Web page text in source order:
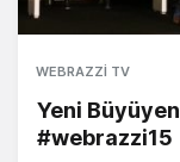
WEBRAZZI TV
Yeni
#webrazzi15